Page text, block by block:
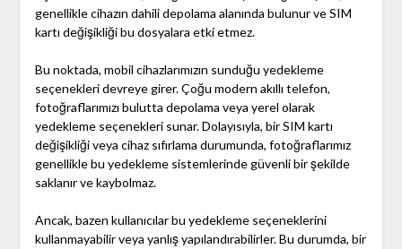
genellikle cihazın dahili depolama alanında bulunur ve SIM
kartı değişikliği bu dosyalara etki etmez.
Bu noktada, mobil cihazlarımızın sunduğu yedekleme
seçenekleri devreye girer. Çoğu modern akıllı telefon,
fotoğraflarımızı bulutta depolama veya yerel olarak
yedekleme seçenekleri sunar. Dolayısıyla, bir SIM kartı
değişikliği veya cihaz sıfırlama durumunda, fotoğraflarımız
genellikle bu yedekleme sistemlerinde güvenli bir şekilde
saklanır ve kaybolmaz.
Ancak, bazen kullanıcılar bu yedekleme seçeneklerini
kullanmayabilir veya yanlış yapılandırabilirler. Bu durumda, bir